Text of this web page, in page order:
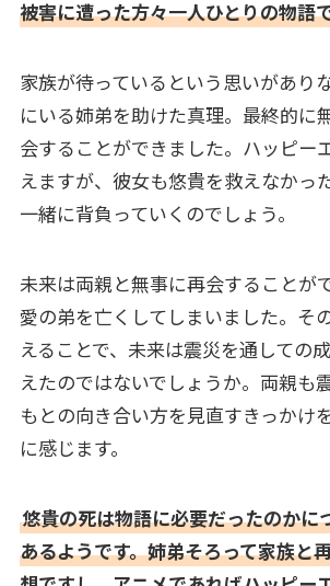
被害に遭った方々一人ひとりの物語
家族が待っているという思いがあり
にいる姉弟を助けた真理。最終的に
会することができました。ハッピー
えますが、彼女も悠貴を救えなかっ
一緒に背負っていくのでしょう。
未来は両親と無事に再会することが
愛の弟を亡くしてしまいました。そ
えることで、未来は震災を通しての
えたのではないでしょうか。両親も
もとの向き合い方を見直すきっかけ
に感じます。
悠貴の死は物語に必要だったのかに
あるようです。姉弟そろって家族と